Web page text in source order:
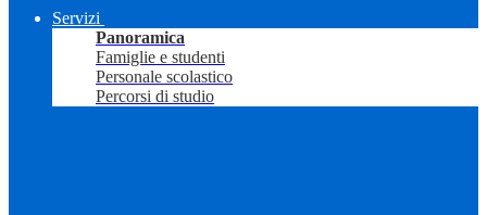
Servizi
Panoramica
Famiglie e studenti
Personale scolastico
Percorsi di studio